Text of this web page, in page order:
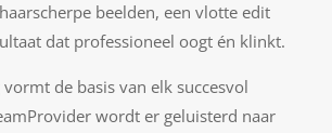
beelden, een vlotte edit
dat professioneel oogt én klinkt.
de basis van elk succesvol
wordt er geluisterd naar